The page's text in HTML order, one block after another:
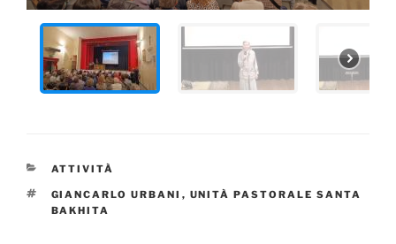
CATEGORIE
ATTIVITÀ
TAG
GIANCARLO URBANI , UNITÀ PASTORALE SANTA
BAKHITA